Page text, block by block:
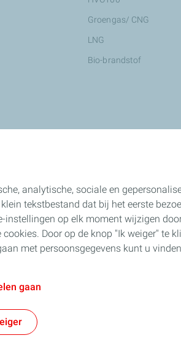
Groengas/ CNG
LNG
Bio-brandstof
analytische, sociale en
tekstbestand dat bij het eerste
op elk moment wijzigen
Door op de knop "Ik weiger" te
met persoonsgegevens kunt u vinden
gaan